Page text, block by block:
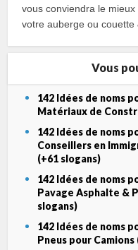
vous conviendra le
votre auberge ou couette
Vous
142 Idées de noms
Matériaux de
142 Idées de noms
Conseillers en
(+61 slogans)
142 Idées de noms
Pavage Asphalte &
slogans)
142 Idées de noms
Pneus pour Camions